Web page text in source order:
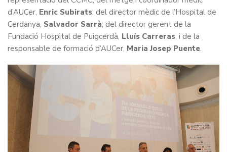
d’AUCer, Enric Subirats; del director mèdic de l’Hospital de
Cerdanya, Salvador Sarrà; del director gerent de la
Fundació Hospital de Puigcerdà, Lluís Carreras, i de la
responsable de formació d’AUCer, Maria Josep Puente.